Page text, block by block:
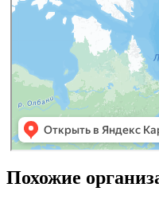
Похожие